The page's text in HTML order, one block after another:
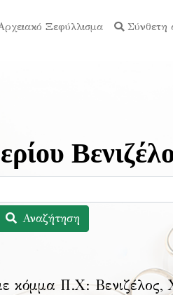
Ξεφύλλισμα Σύνθετη
Αναζήτηση
κόμμα Π.Χ: Βενιζέλος,